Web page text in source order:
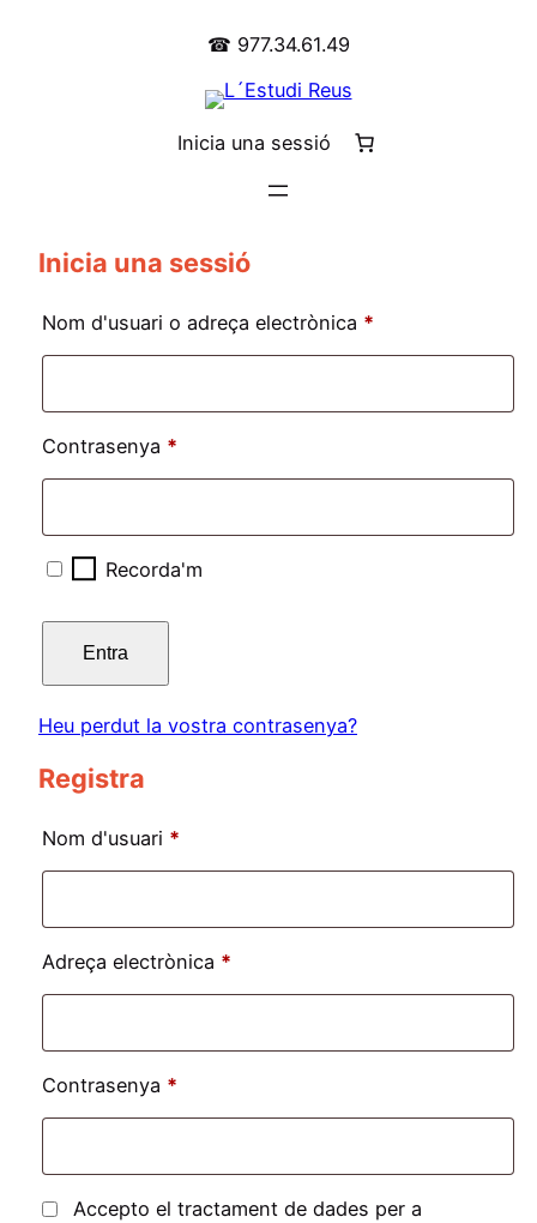
☎ 977.34.61.49
Inicia una sessió
Inicia una sessió
Nom d'usuari o adreça electrònica *
Contrasenya *
Recorda'm
Entra
Heu perdut la vostra contrasenya?
Registra
Nom d'usuari *
Adreça electrònica *
Contrasenya *
Accepto el tractament de dades per a